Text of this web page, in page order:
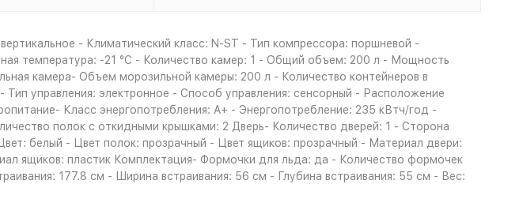
- Климатический класс: N-ST - Тип компрессора: поршневой -
температура: -21 °C - Количество камер: 1 - Общий объем: 200 л - Мощность
камера- Объем морозильной камеры: 200 л - Количество контейнеров в
управления: электронное - Способ управления: сенсорный - Расположение
Класс энергопотребления: A+ - Энергопотребление: 235 кВтч/год -
полок с откидными крышками: 2 Дверь- Количество дверей: 1 - Сторона
белый - Цвет полок: прозрачный - Цвет ящиков: прозрачный - Материал двери:
ящиков: пластик Комплектация- Формочки для льда: да - Количество формочек
177.8 см - Ширина встраивания: 56 см - Глубина встраивания: 55 см - Вес: